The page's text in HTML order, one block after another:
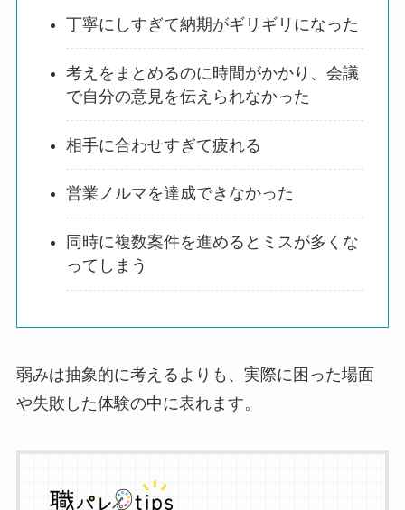
丁寧にしすぎて納期がギリギリになった
考えをまとめるのに時間がかかり、会議
で自分の意見を伝えられなかった
相手に合わせすぎて疲れる
営業ノルマを達成できなかった
同時に複数案件を進めるとミスが多くな
ってしまう
弱みは抽象的に考えるよりも、実際に困った場面
や失敗した体験の中に表れます。